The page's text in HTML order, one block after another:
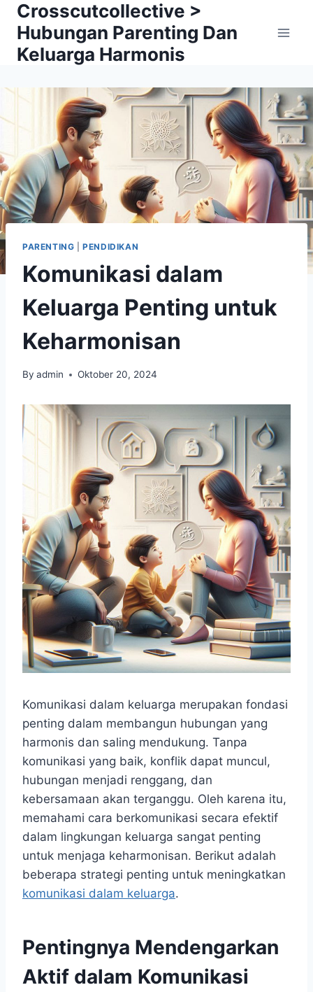
Skip
content
Crosscutcollective >
Hubungan Parenting Dan
Keluarga Harmonis
PARENTING |PENDIDIKAN
Komunikasi dalam
Keluarga Penting untuk
Keharmonisan
By admin Oktober 20, 2024
Komunikasi dalam keluarga merupakan fondasi
penting dalam membangun hubungan yang
harmonis dan saling mendukung. Tanpa
komunikasi yang baik, konflik dapat muncul,
hubungan menjadi renggang, dan
kebersamaan akan terganggu. Oleh karena itu,
memahami cara berkomunikasi secara efektif
dalam lingkungan keluarga sangat penting
untuk menjaga keharmonisan. Berikut adalah
beberapa strategi penting untuk meningkatkan
komunikasi dalam keluarga.
Pentingnya Mendengarkan
Aktif dalam Komunikasi